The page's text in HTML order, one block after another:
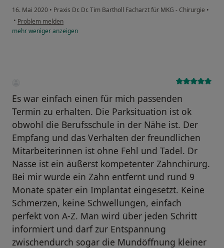
16. Mai 2020 • Praxis Dr. Dr. Tim Bartholl Facharzt für MKG - Chirurgie •
• Problem melden
mehrwenigeranzeigen
Es war einfach einen für mich passenden
Termin zu erhalten. Die Parksituation ist ok
obwohl die Berufsschule in der Nähe ist. Der
Empfang und das Verhalten der freundlichen
Mitarbeiterinnen ist ohne Fehl und Tadel. Dr
Nasse ist ein äußerst kompetenter Zahnchirurg.
Bei mir wurde ein Zahn entfernt und rund 9
Monate später ein Implantat eingesetzt. Keine
Schmerzen, keine Schwellungen, einfach
perfekt von A-Z. Man wird über jeden Schritt
informiert und darf zur Entspannung
zwischendurch sogar die Mundöffnung kleiner